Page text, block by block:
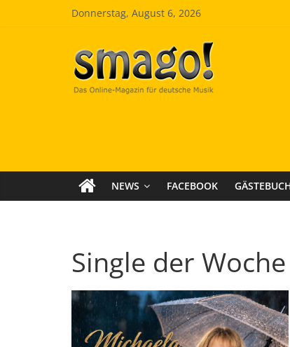
Donnerstag, August 6, 2026
Smago
SchlagerMAGazinOnline
NEWS FACEBOOK
Single der Woche